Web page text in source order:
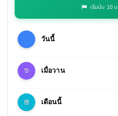
เริ่มนับ 10
วันนี้
เมื่อวาน
เดือนนี้